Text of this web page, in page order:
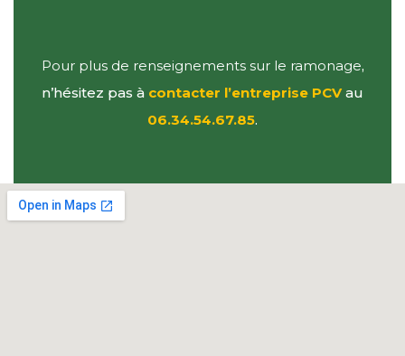
Pour plus de renseignements sur le ramonage,
n’hésitez pas à contacter l’entreprise PCVau
06.34.54.67.85.